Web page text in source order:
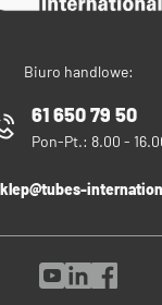
Biuro handlowe:
61 650 79 50
Pon-Pt.: 8.00 -